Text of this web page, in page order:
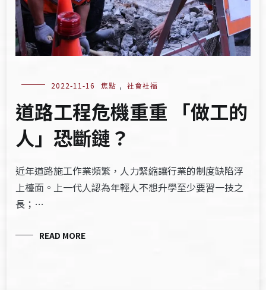
2022-11-16 焦點 , 社會社福
道路工程危機重重 「做工的
人」恐斷鏈？
近年道路施工作業頻繁，人力緊縮讓行業的制度缺陷浮
上檯面。上一代人認為年輕人不想升學至少要習一技之
長；…
READ MORE